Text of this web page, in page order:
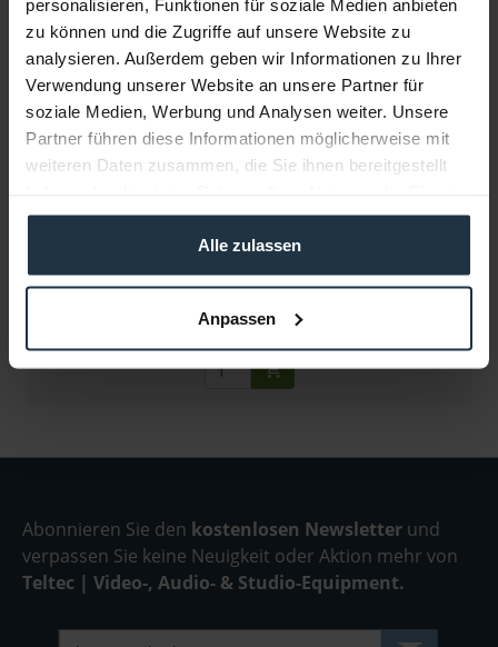
personalisieren, Funktionen für soziale Medien anbieten
zu können und die Zugriffe auf unsere Website zu
analysieren. Außerdem geben wir Informationen zu Ihrer
Verwendung unserer Website an unsere Partner für
soziale Medien, Werbung und Analysen weiter. Unsere
Partner führen diese Informationen möglicherweise mit
weiteren Daten zusammen, die Sie ihnen bereitgestellt
gesammelt haben.
Alle zulassen
Anpassen
Blackmagic Design DaVinci Resolve Speed Editor...
Artikelnummer: 12292700
-12% € 306,64
Abonnieren Sie den kostenlosen Newsletter und
verpassen Sie keine Neuigkeit oder Aktion mehr von
Teltec | Video-, Audio- & Studio-Equipment.